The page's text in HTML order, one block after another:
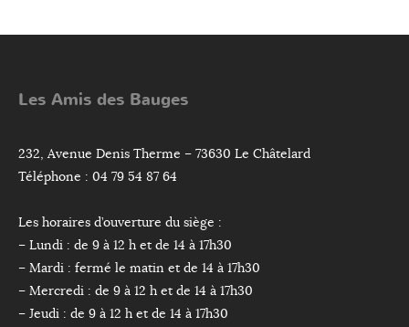
Les Amis des Bauges
232, Avenue Denis Therme – 73630 Le Châtelard
Téléphone : 04 79 54 87 64
Les horaires d’ouverture du siège :
– Lundi : de 9 à 12 h et de 14 à 17h30
– Mardi : fermé le matin et de 14 à 17h30
– Mercredi : de 9 à 12 h et de 14 à 17h30
– Jeudi : de 9 à 12 h et de 14 à 17h30